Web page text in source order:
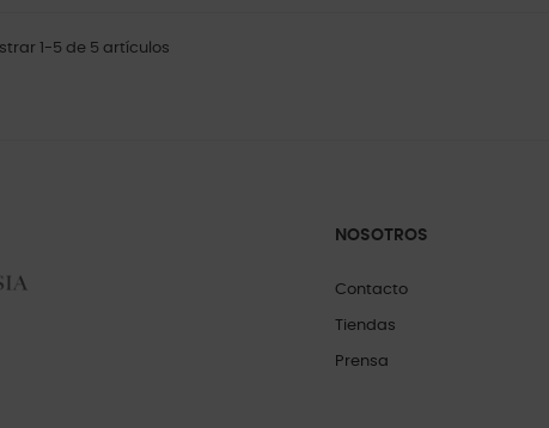
1-5 de 5 artículos
NOSOTROS
Contacto
Tiendas
Prensa